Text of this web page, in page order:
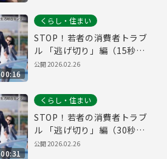
00:16
くらし・住まい
STOP！若者の消費者トラブ
ル 「逃げ切り」編（15秒
ver）
公開2026.02.26
00:31
くらし・住まい
STOP！若者の消費者トラブ
ル 「逃げ切り」編（30秒
ver）
公開2026.02.26